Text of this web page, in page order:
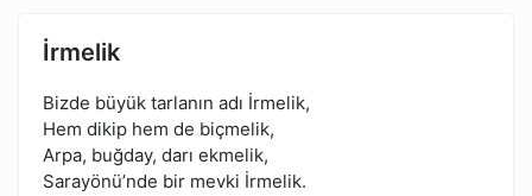
İrmelik
Bizde büyük tarlanın adı İrmelik,
Hem dikip hem de biçmelik,
Arpa, buğday, darı ekmelik,
Sarayönü’nde bir mevki İrmelik.